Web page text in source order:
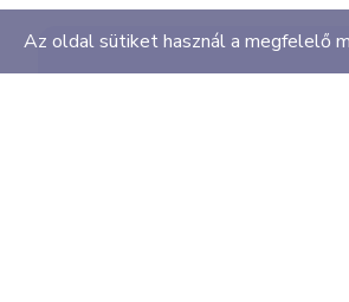
Az oldal sütiket használ a megfelelő